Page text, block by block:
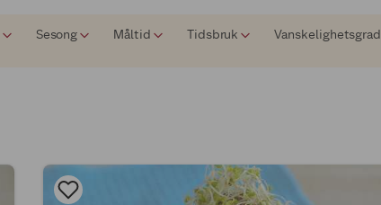
Sesong Måltid Tidsbruk Vanskelighetsgrad